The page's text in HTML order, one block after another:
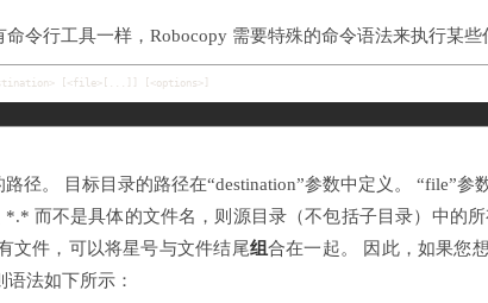
命令行工具一样，Robocopy 需要特殊的命令语法来执行某些
[ <file> [ ... [ <options
路径。 目标目录的路径在“destination”参数中定义。 “file”
而不是具体的文件名，则源目录（不包括子目录）中的
文件，可以将星号与文件结尾组合在一起。 因此，如果您
法如下所示：